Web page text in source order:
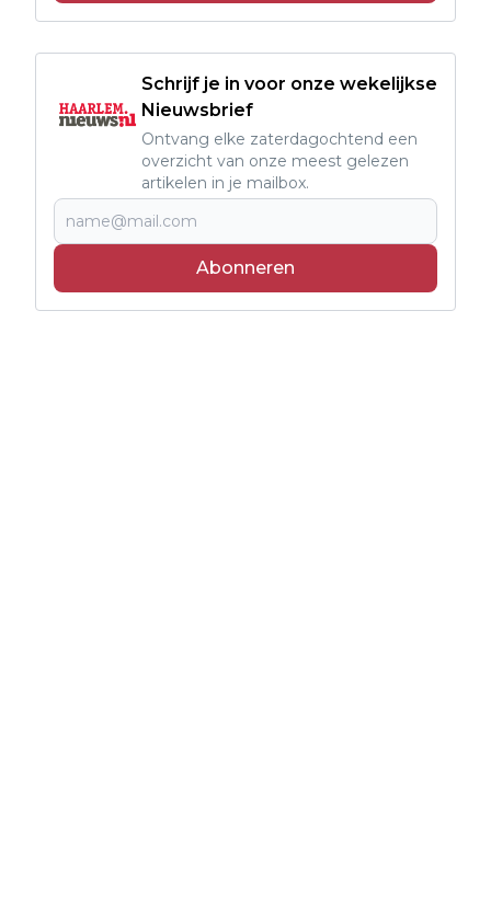
Schrijf je in voor onze wekelijkse
Nieuwsbrief
Ontvang elke zaterdagochtend een
overzicht van onze meest gelezen
artikelen in je mailbox.
Abonneren